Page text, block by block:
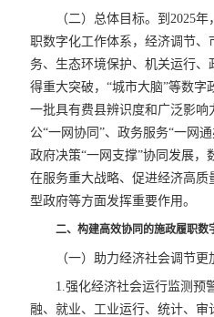
（二）总体目标。到2025
职数字化工作体系，经济调节
务、生态环境保护、机关运行
得重大突破，“城市大脑”等数
一批具有费县辨识度和广泛影
公“一网协同”、政务服务“一网
政府决策“一网支撑”协同发展，
在服务重大战略、促进经济高
型政府等方面发挥重要作用。
二、构建高效协同的施政履职数
（一）助力经济社会调节
1.强化经济社会运行监测预
融、就业、工业运行、统计、